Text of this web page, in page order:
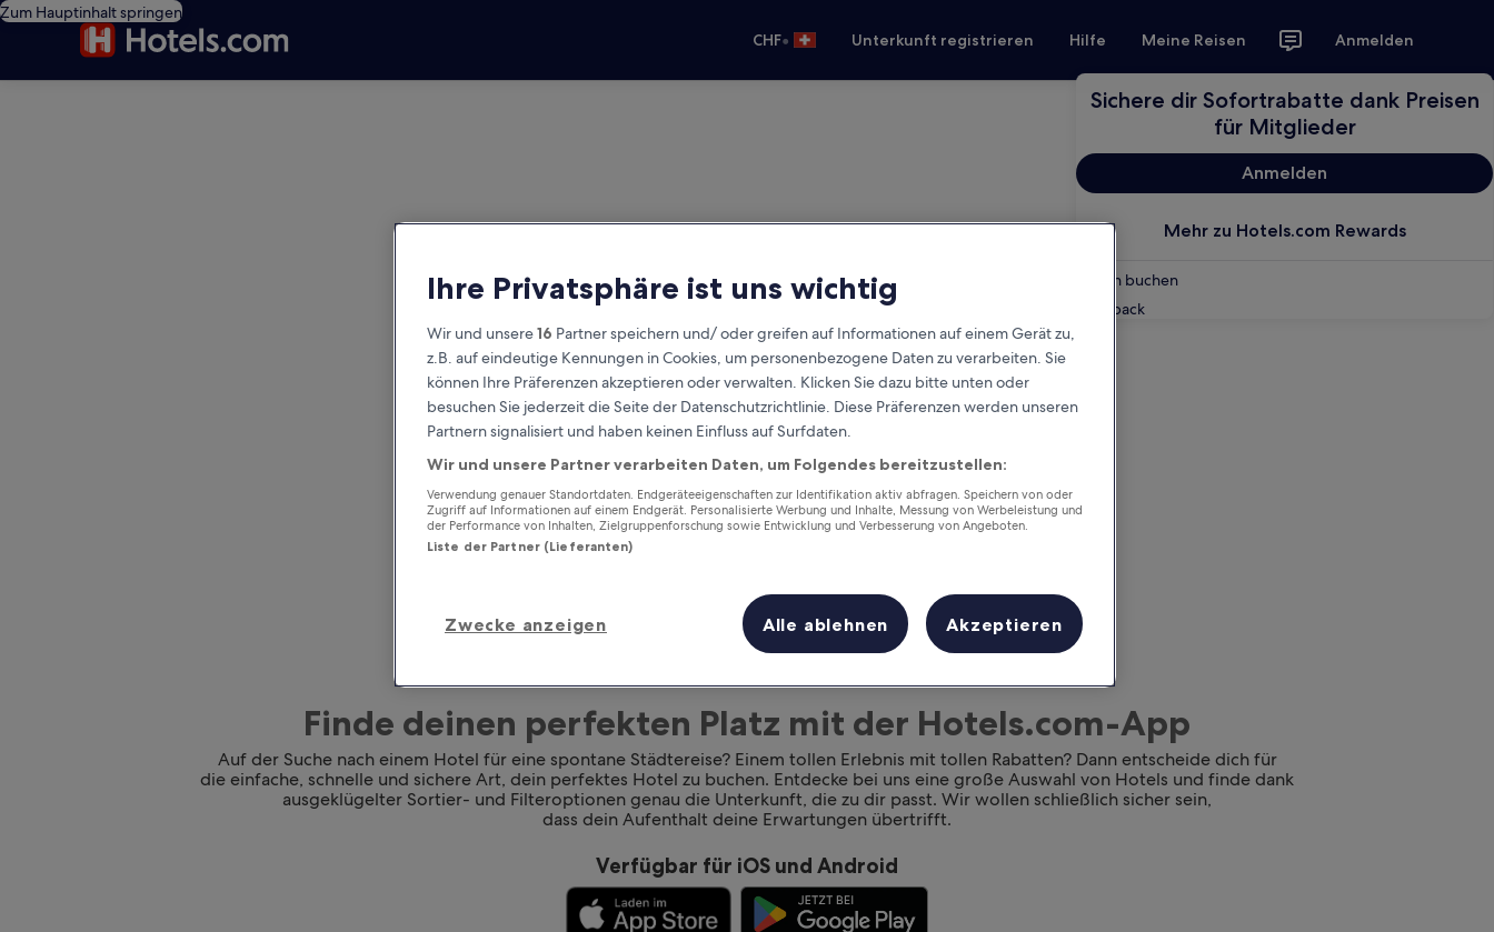
Zum Hauptinhalt springen
CHF• Unterkunft registrieren Hilfe Meine Reisen Anmelden
Sichere dir Sofortrabatte dank Preisen
für Mitglieder
Anmelden
Mehr zu Hotels.com Rewards
Reisen buchen
Feedback
Finde deinen perfekten Platz mit der Hotels.com-App
Auf der Suche nach einem Hotel für eine spontane Städtereise? Einem tollen Erlebnis mit tollen Rabatten? Dann entscheide dich für
die einfache, schnelle und sichere Art, dein perfektes Hotel zu buchen. Entdecke bei uns eine große Auswahl von Hotels und finde dank
ausgeklügelter Sortier- und Filteroptionen genau die Unterkunft, die zu dir passt. Wir wollen schließlich sicher sein,
dass dein Aufenthalt deine Erwartungen übertrifft.
Verfügbar für iOS und Android
Ihre Privatsphäre ist uns wichtig
Wir und unsere16 Partner speichern und/ oder greifen auf Informationen auf einem Gerät zu,
z.B. auf eindeutige Kennungen in Cookies, um personenbezogene Daten zu verarbeiten. Sie
können Ihre Präferenzen akzeptieren oder verwalten. Klicken Sie dazu bitte unten oder
besuchen Sie jederzeit die Seite der Datenschutzrichtlinie. Diese Präferenzen werden unseren
Partnern signalisiert und haben keinen Einfluss auf Surfdaten.
Wir und unsere Partner verarbeiten Daten, um Folgendes bereitzustellen:
Verwendung genauer Standortdaten. Endgeräteeigenschaften zur Identifikation aktiv abfragen. Speichern von oder
Zugriff auf Informationen auf einem Endgerät. Personalisierte Werbung und Inhalte, Messung von Werbeleistung und
der Performance von Inhalten, Zielgruppenforschung sowie Entwicklung und Verbesserung von Angeboten.
Liste der Partner (Lieferanten)
Zwecke anzeigen Alle ablehnen Akzeptieren